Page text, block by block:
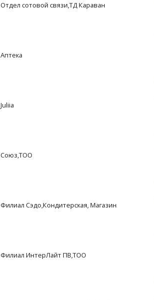
Отдел сотовой связи,ТД Караван
Аптека
Juliia
Союз,ТОО
Филиал Сэдо,Кондитерская, Магазин
Филиал ИнтерЛайт ПВ,ТОО